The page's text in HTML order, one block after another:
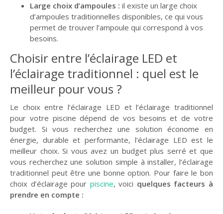
Large choix d’ampoules : il existe un large choix
d’ampoules traditionnelles disponibles, ce qui vous
permet de trouver l’ampoule qui correspond à vos
besoins.
Choisir entre l’éclairage LED et
l’éclairage traditionnel : quel est le
meilleur pour vous ?
Le choix entre l’éclairage LED et l’éclairage traditionnel
pour votre piscine dépend de vos besoins et de votre
budget. Si vous recherchez une solution économe en
énergie, durable et performante, l’éclairage LED est le
meilleur choix. Si vous avez un budget plus serré et que
vous recherchez une solution simple à installer, l’éclairage
traditionnel peut être une bonne option. Pour faire le bon
choix d’éclairage pour piscine, voici quelques facteurs à
prendre en compte :